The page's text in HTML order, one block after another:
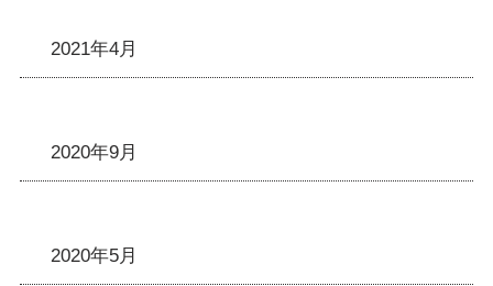
2021年4月
2020年9月
2020年5月